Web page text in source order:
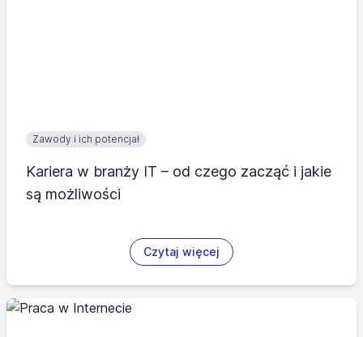
Zawody i ich potencjał
Kariera w branży IT – od czego zacząć i jakie
są możliwości
Czytaj więcej